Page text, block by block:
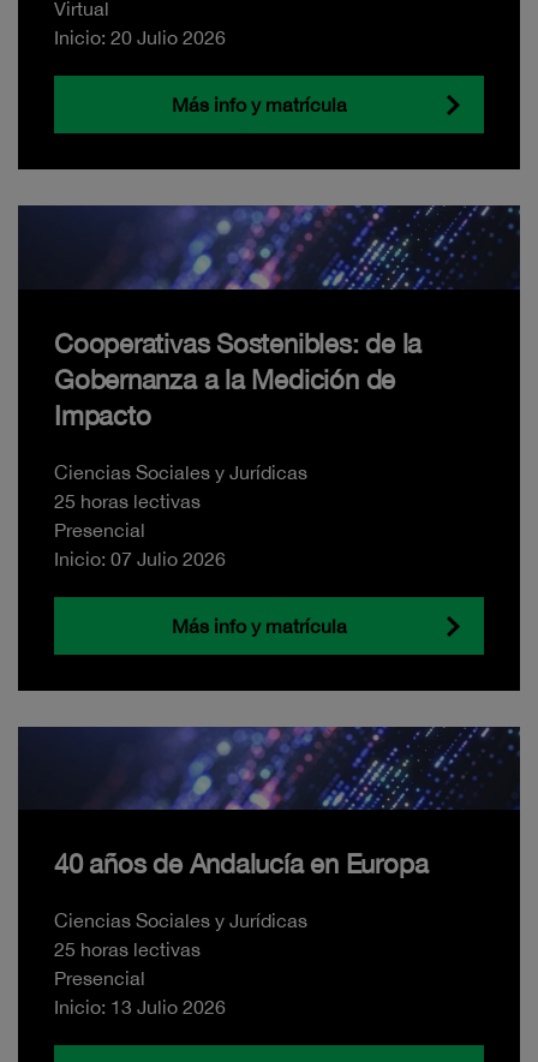
Virtual
Inicio: 20 Julio 2026
Más info y matrícula
Cooperativas Sostenibles: de la
Gobernanza a la Medición de
Impacto
Ciencias Sociales y Jurídicas
25 horas lectivas
Presencial
Inicio: 07 Julio 2026
Más info y matrícula
40 años de Andalucía en Europa
Ciencias Sociales y Jurídicas
25 horas lectivas
Presencial
Inicio: 13 Julio 2026